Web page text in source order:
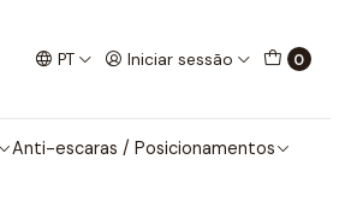
PT Iniciar sessão 0
Anti-escaras / Posicionamentos
231115